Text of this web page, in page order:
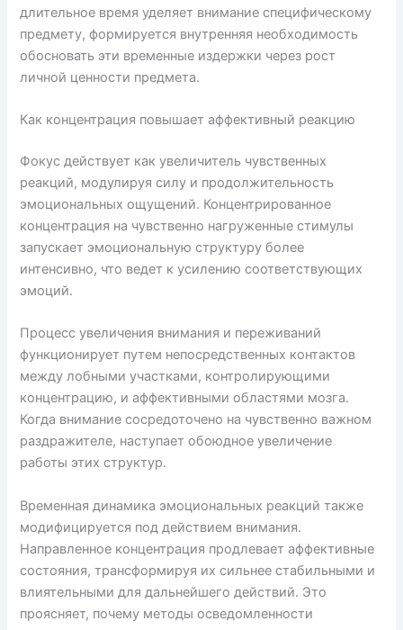
длительное время уделяет внимание специфическому
предмету, формируется внутренняя необходимость
обосновать эти временные издержки через рост
личной ценности предмета.
Как концентрация повышает аффективный реакцию
Фокус действует как увеличитель чувственных
реакций, модулируя силу и продолжительность
эмоциональных ощущений. Концентрированное
концентрация на чувственно нагруженные стимулы
запускает эмоциональную структуру более
интенсивно, что ведет к усилению соответствующих
эмоций.
Процесс увеличения внимания и переживаний
функционирует путем непосредственных контактов
между лобными участками, контролирующими
концентрацию, и аффективными областями мозга.
Когда внимание сосредоточено на чувственно важном
раздражителе, наступает обоюдное увеличение
работы этих структур.
Временная динамика эмоциональных реакций также
модифицируется под действием внимания.
Направленное концентрация продлевает аффективные
состояния, трансформируя их сильнее стабильными и
влиятельными для дальнейшего действий. Это
проясняет, почему методы осведомленности